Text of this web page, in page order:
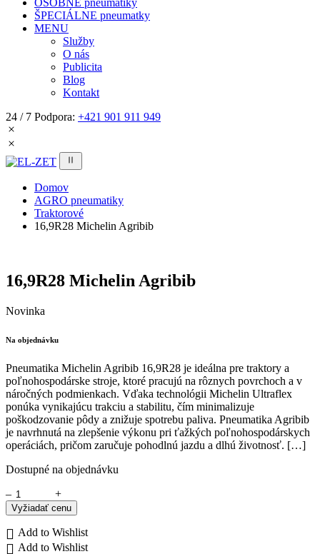
ŠPECIÁLNE pneumatky
MENU
Služby
O nás
Publicita
Blog
Kontakt
24 / 7 Podpora: +421 901 911 949
Domov
AGRO pneumatiky
Traktorové
16,9R28 Michelin Agribib
16,9R28 Michelin Agribib
Novinka
Na objednávku
Pneumatika Michelin Agribib 16,9R28 je ideálna pre traktory a
poľnohospodárske stroje, ktoré pracujú na rôznych povrchoch a v
náročných podmienkach. Vďaka technológii Michelin Ultraflex
ponúka vynikajúcu trakciu a stabilitu, čím minimalizuje
poškodzovanie pôdy a znižuje spotrebu paliva. Pneumatika Agribib
je navrhnutá na zlepšenie výkonu pri ťažkých poľnohospodárskych
operáciách, pričom zaručuje pohodlnú jazdu a dlhú životnosť. […]
Dostupné na objednávku
–
+
Vyžiadať cenu
Add to Wishlist
Add to Wishlist